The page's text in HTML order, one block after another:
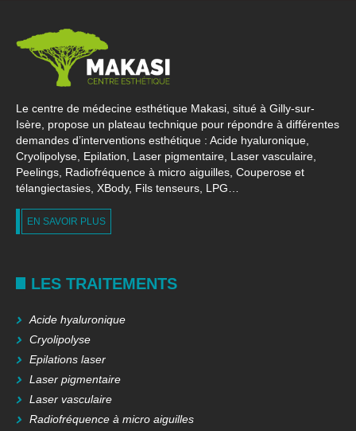
Le centre de médecine esthétique Makasi, situé à Gilly-sur-
Isère, propose un plateau technique pour répondre à différentes
demandes d’interventions esthétique : Acide hyaluronique,
Cryolipolyse, Epilation, Laser pigmentaire, Laser vasculaire,
Peelings, Radiofréquence à micro aiguilles, Couperose et
télangiectasies, XBody, Fils tenseurs, LPG…
EN SAVOIR PLUS
LES TRAITEMENTS
Acide hyaluronique
Cryolipolyse
Epilations laser
Laser pigmentaire
Laser vasculaire
Radiofréquence à micro aiguilles